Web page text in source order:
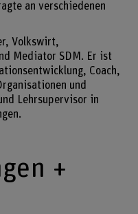
an verschiedenen
Volkswirt,
Mediator SDM. Er ist
Coach,
und
Lehrsupervisor in
+